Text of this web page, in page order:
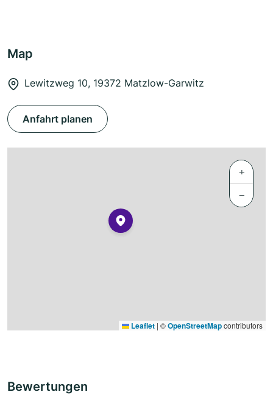
Map
Lewitzweg 10, 19372 Matzlow-Garwitz
Anfahrt planen
+
−
Leaflet | ©OpenStreetMapcontributors
Bewertungen